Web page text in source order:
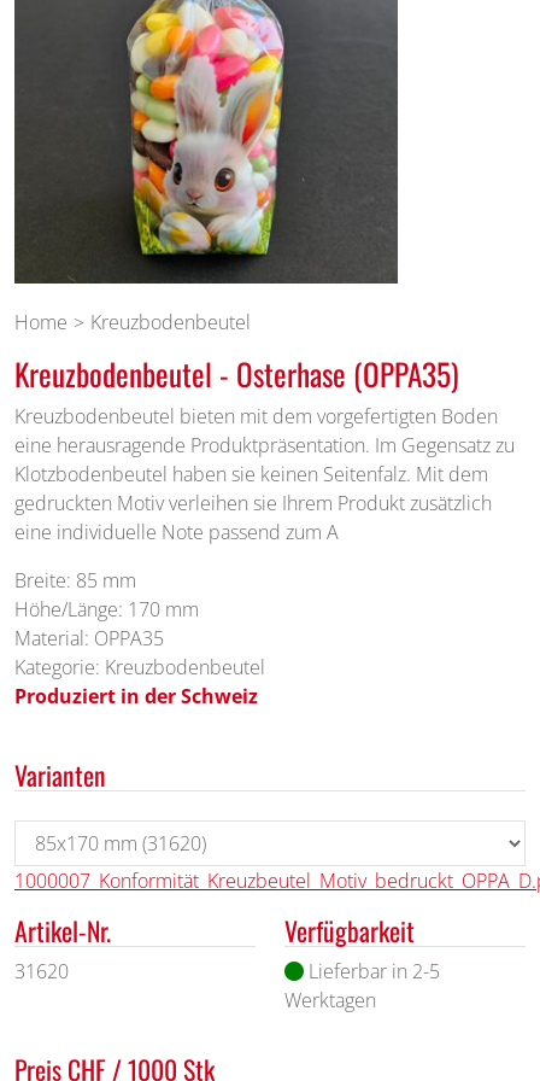
Home Kreuzbodenbeutel
Kreuzbodenbeutel - Osterhase (OPPA35)
Kreuzbodenbeutel bieten mit dem vorgefertigten Boden
eine herausragende Produktpräsentation. Im Gegensatz zu
Klotzbodenbeutel haben sie keinen Seitenfalz. Mit dem
gedruckten Motiv verleihen sie Ihrem Produkt zusätzlich
eine individuelle Note passend zum A
Breite: 85 mm
Höhe/Länge: 170 mm
Material: OPPA35
Kategorie: Kreuzbodenbeutel
Produziert in der Schweiz
Varianten
Artikel-Nr.
31620
Verfügbarkeit
Lieferbar in 2-5
Werktagen
Preis CHF / 1000 Stk